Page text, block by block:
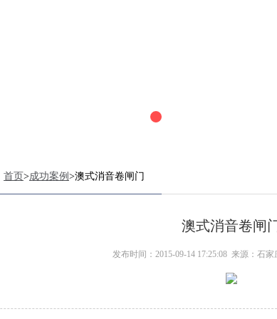
首页>成功案例 >澳式消音卷闸门
澳式消音卷闸
发布时间：2015-09-14 17:25:08 来源：石